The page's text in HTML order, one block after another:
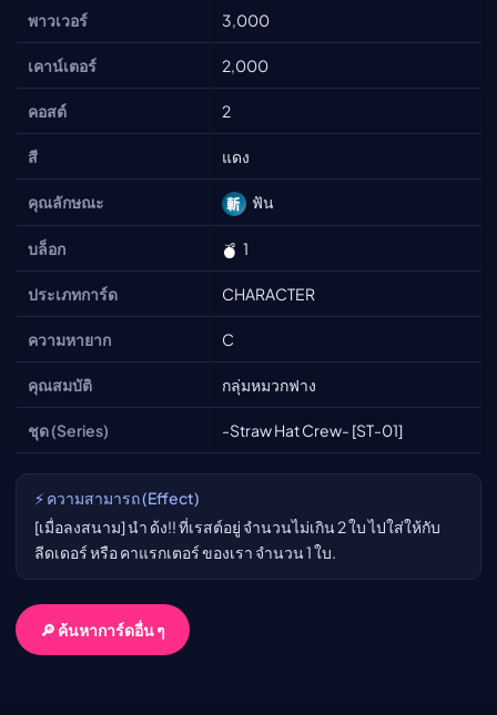
พาวเวอร์ 3,000
เคาน์เตอร์ 2,000
คอสต์ 2
สี แดง
คุณลักษณะ ฟัน
บล็อก 1
ประเภทการ์ด CHARACTER
ความหายาก C
คุณสมบัติ กลุ่มหมวกฟาง
ชุด (Series) -Straw Hat Crew- [ST-01]
⚡ ความสามารถ (Effect)
[เมื่อลงสนาม] นำ ด้ง!! ที่เรสต์อยู่ จำนวนไม่เกิน 2 ใบ ไปใส่ให้กับ
ลีดเดอร์ หรือ คาแรกเตอร์ ของเรา จำนวน 1 ใบ.
🔎 ค้นหาการ์ดอื่น ๆ